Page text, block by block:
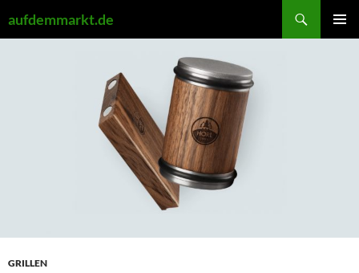
Inhalt
aufdemmarkt.de
GRILLEN